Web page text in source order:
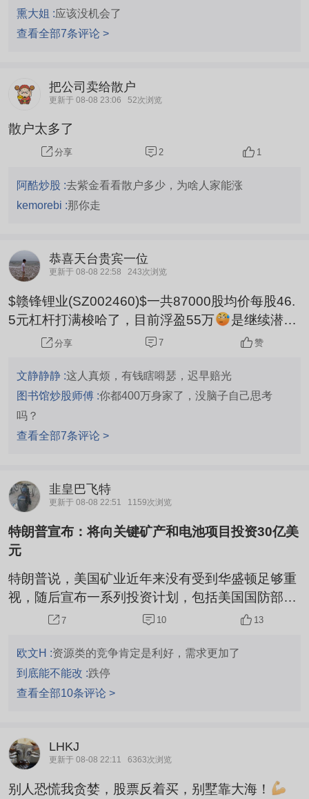
熏大姐 :应该没机会了
查看全部7条评论 >
把公司卖给散户
更新于 08-08 23:06 52次浏览
散户太多了
分享 2 1
阿酷炒股 :去紫金看看散户多少，为啥人家能涨
kemorebi :那你走
恭喜天台贵宾一位
更新于 08-08 22:58 243次浏览
$赣锋锂业(SZ002460)$一共87000股均价每股46.
5元杠杆打满梭哈了，目前浮盈55万
是继续潜
伏？还是出货半仓？还是获利了结呀？有大佬指点
分享 7 赞
文静静静 :这人真烦，有钱瞎嘚瑟，迟早赔光
图书馆炒股师傅 :你都400万身家了，没脑子自己思考
吗？
查看全部7条评论 >
韭皇巴飞特
更新于 08-08 22:51 1159次浏览
特朗普宣布：将向关键矿产和电池项目投资30亿美
元
特朗普说，美国矿业近年来没有受到华盛顿足够重
视，随后宣布一系列投资计划，包括美国国防部战
略资本办公室向锂离子电池零部件制造商西拉纳米
能源金属公司提供4亿美元有条件贷款；以及向磁
体开发商尼伦磁铁公司提供1.5亿美元有条件贷款
等。
7 10 13
欧文H :资源类的竞争肯定是利好，需求更加了
到底能不能改 :跌停
查看全部10条评论 >
LHKJ
更新于 08-08 22:11 6363次浏览
别人恐慌我贪婪，股票反着买，别墅靠大海！